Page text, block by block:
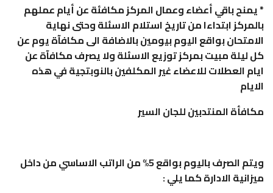
* يمنح باقي أعضاء وعمال المركز مكافئة عن أيام عملهم
بالمركز ابتداءا من تاريخ استلام الاسئلة وحتى نهاية
الامتحان بواقع اليوم بيومين بالاضافة الى مكافآة يوم عن
كل ليلة مبيت بمركز توزيع الاسئلة ولا يصرف مكافآة عن
ايام العطلات للاعضاء غير المكلفين بالنوبتجية في هذه
الايام
مكافأة المنتدبين للجان السير
ويتم الصرف باليوم بواقع 5% من الراتب الاساسي من داخل
ميزانية الادارة كما يلي :